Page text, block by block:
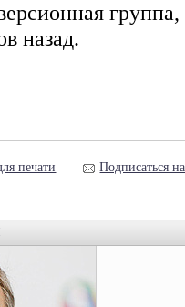
назад.
печати Подписаться